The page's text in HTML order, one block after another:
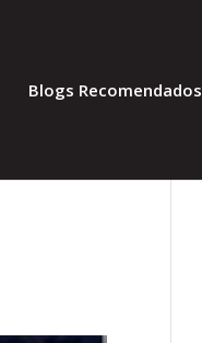
Blogs Recomendados